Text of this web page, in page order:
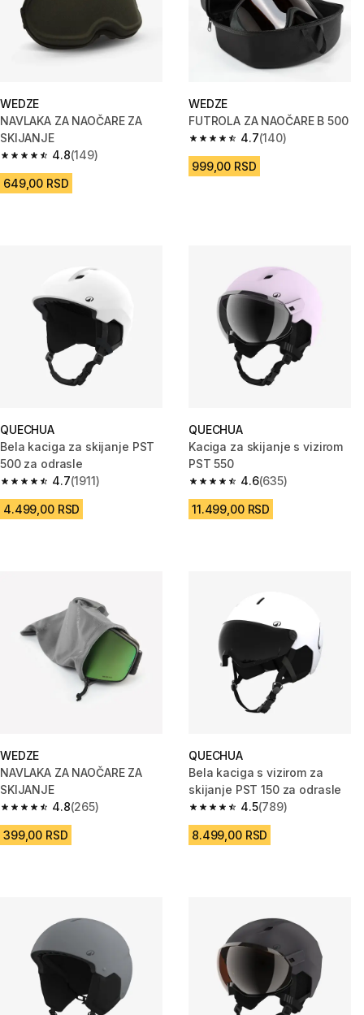
WEDZE
NAVLAKA ZA NAOČARE ZA
SKIJANJE
4.8
4.8 od 5 zvezdica from 149 Recenzije
(149)
649,00 RSD
WEDZE
FUTROLA ZA NAOČARE B 500
4.7
4.7 od 5 zvezdica from 140
(140)
999,00 RSD
QUECHUA
Bela kaciga za skijanje PST
500 za odrasle
4.7
4.7 od 5 zvezdica from 1911 Recenzije
(1911)
4.499,00 RSD
QUECHUA
Kaciga za skijanje s vizirom
PST 550
4.6
4.6 od 5 zvezdica from 635
(635)
11.499,00 RSD
WEDZE
NAVLAKA ZA NAOČARE ZA
SKIJANJE
4.8
4.8 od 5 zvezdica from 265 Recenzije
(265)
399,00 RSD
QUECHUA
Bela kaciga s vizirom za
skijanje PST 150 za odrasle
4.5
4.5 od 5 zvezdica from 789
(789)
8.499,00 RSD